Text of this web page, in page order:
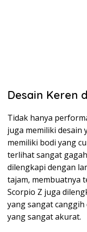
Desain Keren
Tidak hanya
juga memiliki desain
memiliki bodi yang
terlihat sangat
dilengkapi dengan
tajam, membuatnya
Scorpio Z juga
yang sangat
yang sangat akurat.